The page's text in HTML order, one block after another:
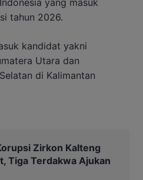
tahun 2026.
kandidat yakni
Utara dan
di Kalimantan
Zirkon Kalteng
Tiga Terdakwa Ajukan